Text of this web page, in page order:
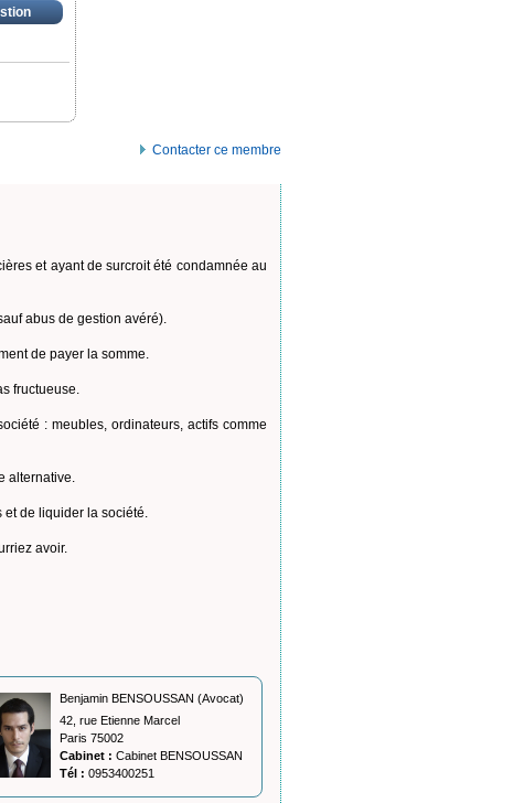
Contacter ce membre
et ayant de surcroit été condamnée au
abus de gestion avéré).
de payer la somme.
fructueuse.
: meubles, ordinateurs, actifs comme
alternative.
et de liquider la société.
avoir.
Benjamin BENSOUSSAN (Avocat)
42, rue Etienne Marcel
Paris 75002
Cabinet : Cabinet BENSOUSSAN
Tél : 0953400251